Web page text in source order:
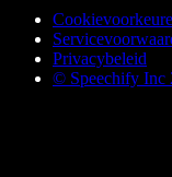
Privacybeleid
© Speechify Inc